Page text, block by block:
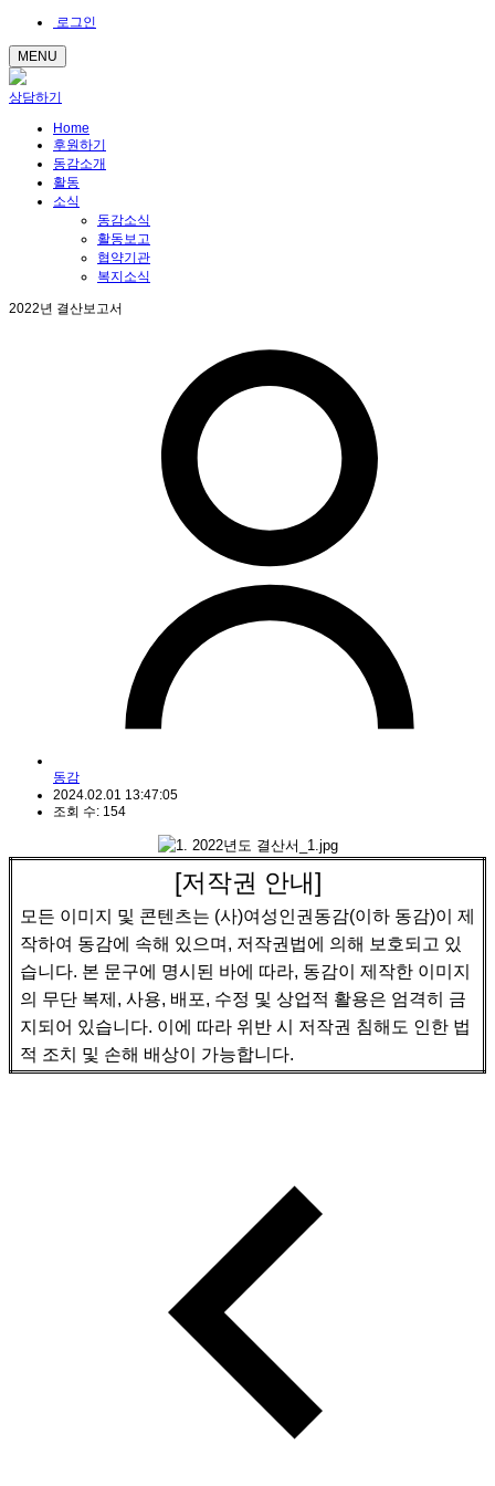
로그인
MENU
상담하기
Home
후원하기
동감소개
활동
소식
동감소식
활동보고
협약기관
복지소식
2022년 결산보고서
동감
2024.02.01 13:47:05
조회 수: 154
[저작권 안내]
모든 이미지 및 콘텐츠는 (사)여성인권동감(이하 동감)이 제
작하여 동감에 속해 있으며 , 저작권법에 의해 보호되고 있
습니다. 본 문구에 명시된 바에 따라, 동감이 제작한 이미지
의 무단 복제 , 사용, 배포, 수정 및 상업적 활용은 엄격히 금
지되어 있습니다. 이에 따라 위반 시 저작권 침해도 인한 법
적 조치 및 손해 배상이 가능합니다.